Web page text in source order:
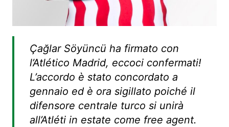
Çağlar Söyüncü ha firmato con
l’Atlético Madrid, eccoci confermati!
L’accordo è stato concordato a
gennaio ed è ora sigillato poiché il
difensore centrale turco si unirà
all’Atléti in estate come free agent.